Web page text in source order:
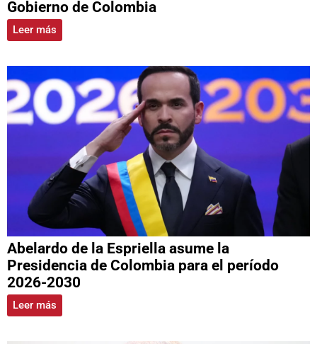
Gobierno de Colombia
Leer más
Abelardo de la Espriella asume la
Presidencia de Colombia para el período
2026-2030
Leer más